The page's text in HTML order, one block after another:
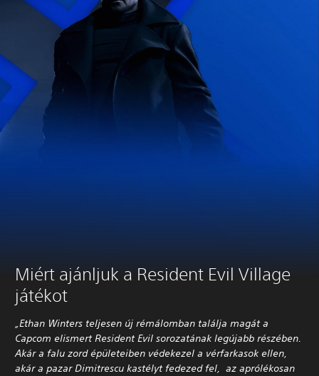
Miért ajánljuk a Resident Evil Village
játékot
„Ethan Winters teljesen új rémálomban találja magát a
Capcom elismert Resident Evil sorozatának legújabb részében.
Akár a falu zord épületeiben védekezel a vérfarkasok ellen,
akár a pazar Dimitrescu kastélyt fedezed fel, az aprólékosan